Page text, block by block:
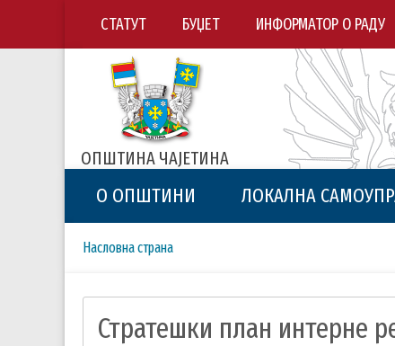
СТАТУТ БУЏЕТ ИНФОРМАТОР О РАДУ
ОПШТИНА ЧАЈЕТИНА
О ОПШТИНИ ЛОКАЛНА
Breadcrumbs
You
Насловна страна
Стратешки план интерне